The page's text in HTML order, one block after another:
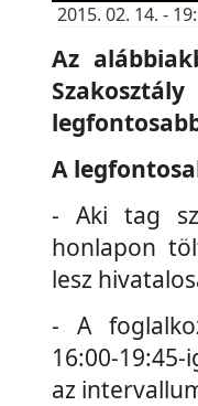
2015. 02. 14. -
Az
A
- Aki tag
honlapon
lesz
- A
16:00-
az